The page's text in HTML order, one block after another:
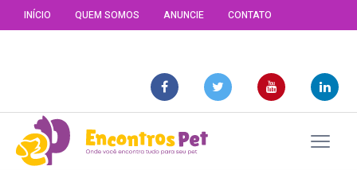
INÍCIO QUEM SOMOS ANUNCIE CONTATO